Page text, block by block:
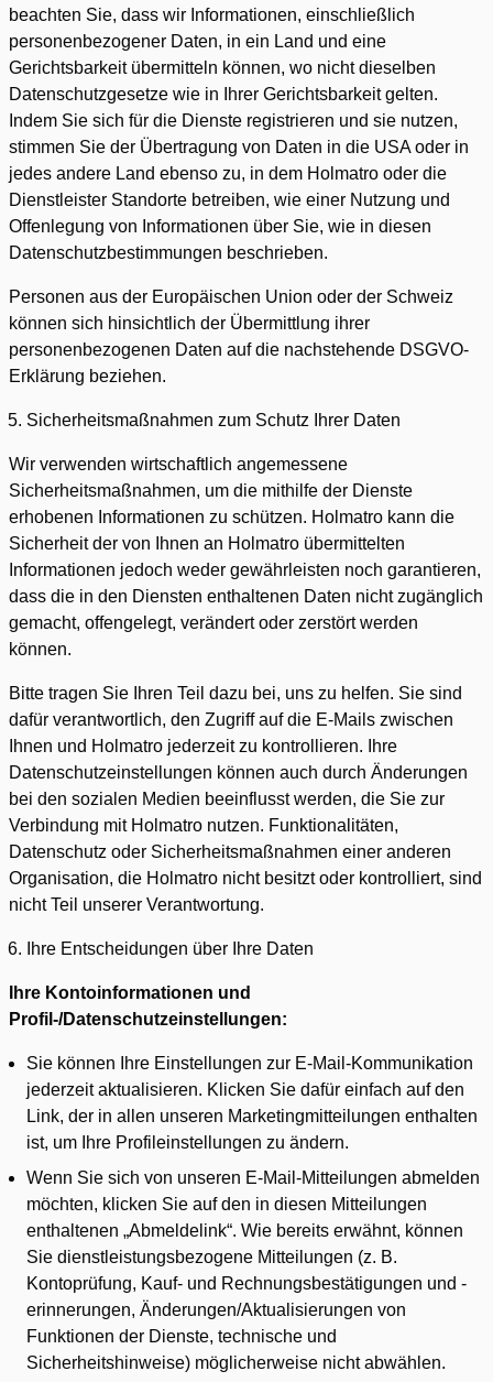
beachten Sie, dass wir Informationen, einschließlich
personenbezogener Daten, in ein Land und eine
Gerichtsbarkeit übermitteln können, wo nicht dieselben
Datenschutzgesetze wie in Ihrer Gerichtsbarkeit gelten.
Indem Sie sich für die Dienste registrieren und sie nutzen,
stimmen Sie der Übertragung von Daten in die USA oder in
jedes andere Land ebenso zu, in dem Holmatro oder die
Dienstleister Standorte betreiben, wie einer Nutzung und
Offenlegung von Informationen über Sie, wie in diesen
Datenschutzbestimmungen beschrieben.
Personen aus der Europäischen Union oder der Schweiz
können sich hinsichtlich der Übermittlung ihrer
personenbezogenen Daten auf die nachstehende DSGVO-
Erklärung beziehen.
Sicherheitsmaßnahmen zum Schutz Ihrer Daten
Wir verwenden wirtschaftlich angemessene
Sicherheitsmaßnahmen, um die mithilfe der Dienste
erhobenen Informationen zu schützen. Holmatro kann die
Sicherheit der von Ihnen an Holmatro übermittelten
Informationen jedoch weder gewährleisten noch garantieren,
dass die in den Diensten enthaltenen Daten nicht zugänglich
gemacht, offengelegt, verändert oder zerstört werden
können.
Bitte tragen Sie Ihren Teil dazu bei, uns zu helfen. Sie sind
dafür verantwortlich, den Zugriff auf die E-Mails zwischen
Ihnen und Holmatro jederzeit zu kontrollieren. Ihre
Datenschutzeinstellungen können auch durch Änderungen
bei den sozialen Medien beeinflusst werden, die Sie zur
Verbindung mit Holmatro nutzen. Funktionalitäten,
Datenschutz oder Sicherheitsmaßnahmen einer anderen
Organisation, die Holmatro nicht besitzt oder kontrolliert, sind
nicht Teil unserer Verantwortung.
Ihre Entscheidungen über Ihre Daten
Ihre Kontoinformationen und
Profil-/Datenschutzeinstellungen:
Sie können Ihre Einstellungen zur E-Mail-Kommunikation
jederzeit aktualisieren. Klicken Sie dafür einfach auf den
Link, der in allen unseren Marketingmitteilungen enthalten
ist, um Ihre Profileinstellungen zu ändern.
Wenn Sie sich von unseren E-Mail-Mitteilungen abmelden
möchten, klicken Sie auf den in diesen Mitteilungen
enthaltenen „Abmeldelink“. Wie bereits erwähnt, können
Sie dienstleistungsbezogene Mitteilungen (z. B.
Kontoprüfung, Kauf- und Rechnungsbestätigungen und -
erinnerungen, Änderungen/Aktualisierungen von
Funktionen der Dienste, technische und
Sicherheitshinweise) möglicherweise nicht abwählen.